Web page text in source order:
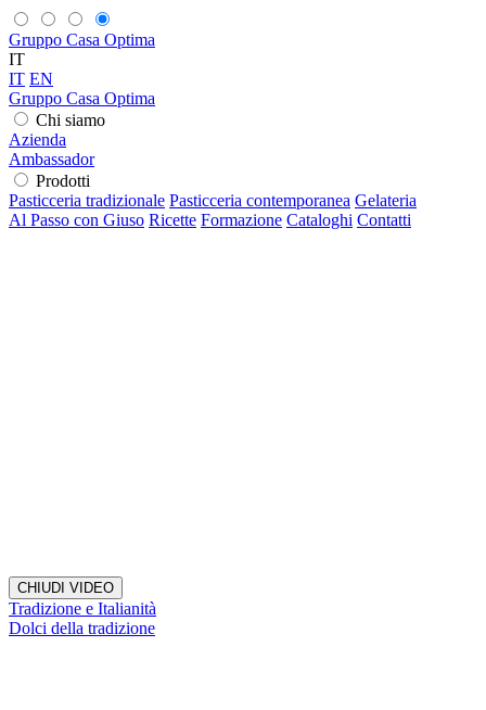
Gruppo Casa Optima
IT
IT EN
Gruppo Casa Optima
Chi siamo
Azienda
Ambassador
Prodotti
Pasticceria tradizionale Pasticceria contemporanea Gelateria
Al Passo con Giuso Ricette Formazione Cataloghi Contatti
CHIUDI VIDEO
Tradizione e Italianità
Dolci della tradizione